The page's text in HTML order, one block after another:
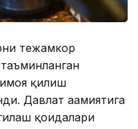
тежамкор
қилиш
Давлат аҳамиятига
қоидалари